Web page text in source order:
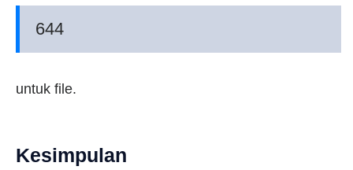
644
untuk file.
Kesimpulan